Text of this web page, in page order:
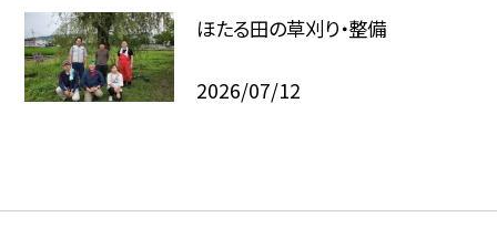
ほたる田の草刈り・整備
2026/07/12